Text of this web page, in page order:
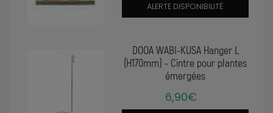
ALERTE DISPONIBILITÉ
DOOA WABI-KUSA Hanger L
(H170mm) - Cintre pour plantes
émergées
6,90€